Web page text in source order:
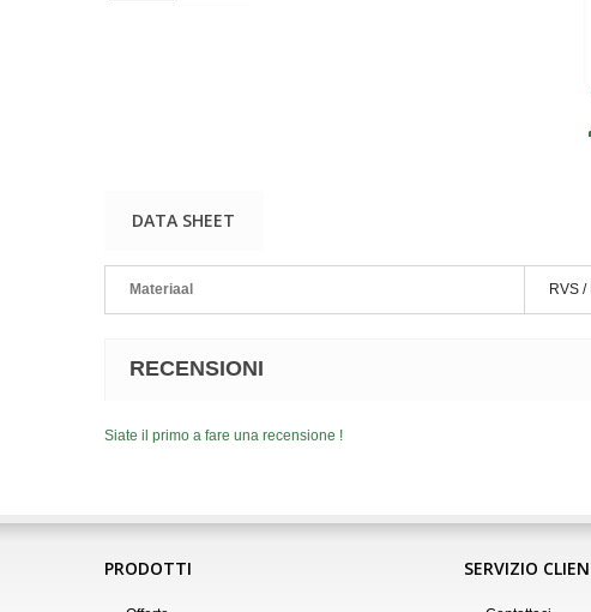
DATA SHEET
Materiaal RVS /
RECENSIONI
Siate il primo a fare una recensione !
PRODOTTI SERVIZIO